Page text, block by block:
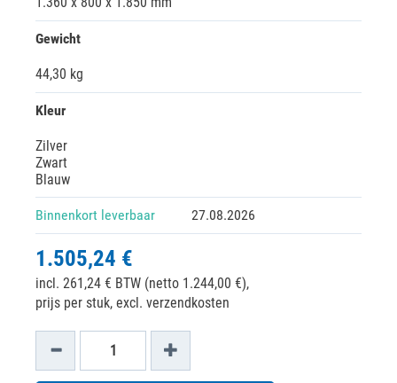
Gewicht
44,30 kg
Kleur
Zilver
Zwart
Blauw
Binnenkort leverbaar 27.08.2026
1.505,24 €
incl. 261,24 € BTW (netto 1.244,00 €),
prijs per stuk, excl. verzendkosten